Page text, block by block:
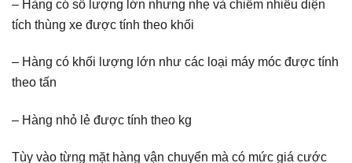
– Hàng có số lượng lớn nhưng nhẹ và chiếm nhiều diện
tích thùng xe được tính theo khối
– Hàng có khối lượng lớn như các loại máy móc được tính
theo tấn
– Hàng nhỏ lẻ được tính theo kg
Tùy vào từng mặt hàng vận chuyển mà có mức giá cước